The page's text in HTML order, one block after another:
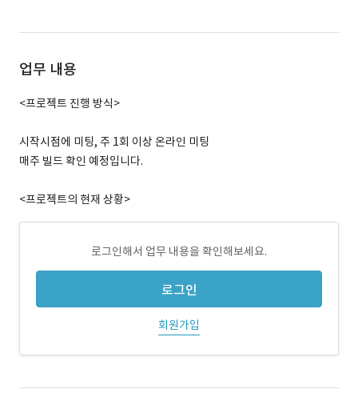
업무 내용
<프로젝트 진행 방식>
시작시점에 미팅, 주 1회 이상 온라인 미팅
매주 빌드 확인 예정입니다.
<프로젝트의 현재 상황>
로그인해서 업무 내용을 확인해보세요.
로그인
회원가입